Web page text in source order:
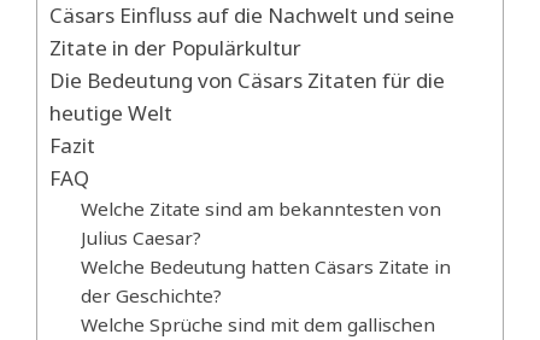
Cäsars Einfluss auf die Nachwelt und seine
Zitate in der Populärkultur
Die Bedeutung von Cäsars Zitaten für die
heutige Welt
Fazit
FAQ
Welche Zitate sind am bekanntesten von
Julius Caesar?
Welche Bedeutung hatten Cäsars Zitate in
der Geschichte?
Welche Sprüche sind mit dem gallischen